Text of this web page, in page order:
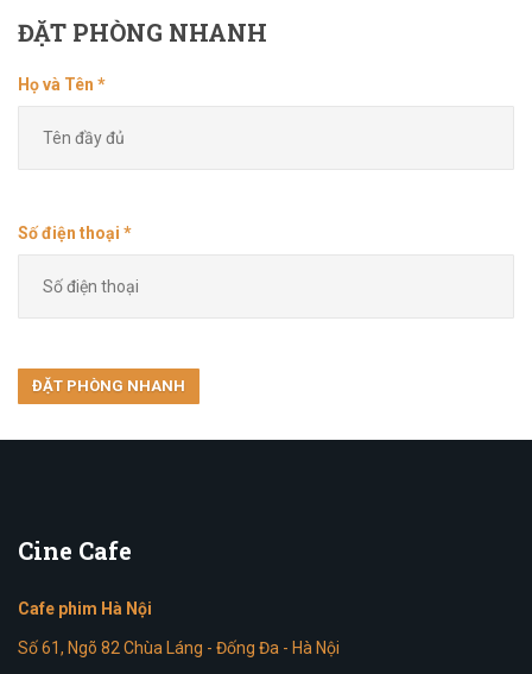
ĐẶTPHÒNG NHANH
Họ và Tên *
Số điện thoại *
Cine Cafe
Cafe phim Hà Nội
Số 61, Ngõ 82 Chùa Láng - Đống Đa - Hà Nội